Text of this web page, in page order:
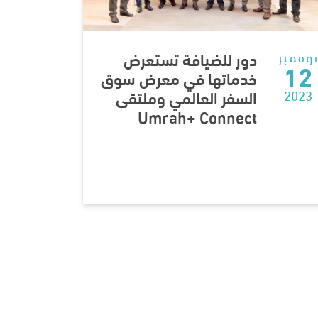
12
2023
دور للضيافة تستعرض
خدماتها في معرض سوق
السفر العالمي وملتقى
Umrah+ Connect